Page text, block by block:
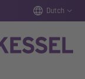
Dutch